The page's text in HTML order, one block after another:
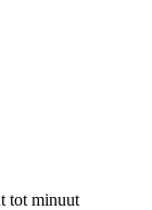
tot minuut